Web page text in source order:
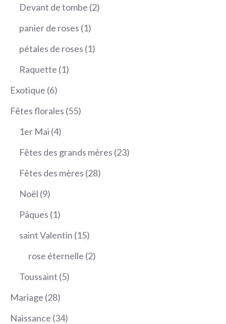
Devant de tombe 22
panier de roses 11
produit
pétales de roses 11
Raquette 11
Exotique 66
produits
Fêtes florales 5555
1er Mai 44
produits
Fêtes des grands mères 2323
Fêtes des mères 2828
Noël 99
produits
Pâques 11
produit
saint Valentin 1515
produits
rose éternelle 22
Toussaint 55
Mariage 2828
produits
Naissance 3434